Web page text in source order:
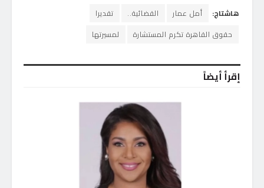
هاشتاج: أمل عمار القضائية..
تقديرا
حقوق القاهرة تكرم المستشارة
لمسيرتها
إقرأ أيضاً